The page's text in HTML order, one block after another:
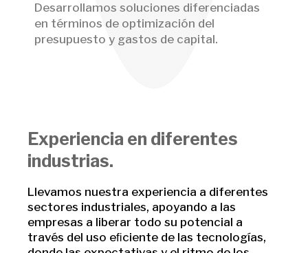
Desarrollamos soluciones diferenciadas
en términos de optimización del
presupuesto y gastos de capital.
Experiencia en diferentes
industrias.
Llevamos nuestra experiencia a diferentes
sectores industriales, apoyando a las
empresas a liberar todo su potencial a
través del uso eﬁciente de las tecnologías,